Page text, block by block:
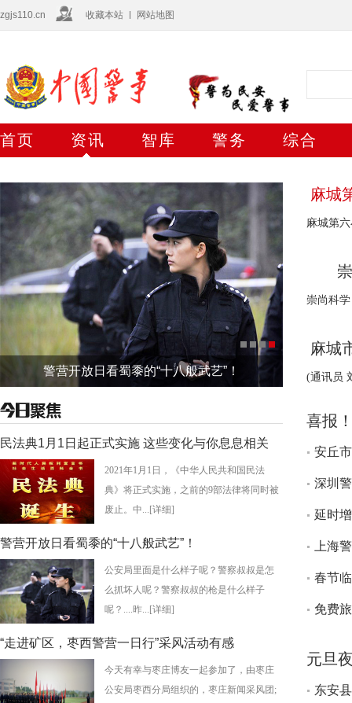
zgjs110.cn 收藏本站 网站地图
首页 资讯 智库 警务 综合
警营开放日看蜀黍的“十八般武艺”！
民法典1月1日起正式实施 这些变化与你息息相关
2021年1月1日，《中华人民共和国民法
典》将正式实施，之前的9部法律将同时被
废止。中... [详细]
警营开放日看蜀黍的“十八般武艺”！
公安局里面是什么样子呢？警察叔叔是怎
么抓坏人呢？警察叔叔的枪是什么样子
呢？....昨... [详细]
“走进矿区，枣西警营一日行”采风活动有感
今天有幸与枣庄博友一起参加了，由枣庄
公安局枣西分局组织的，枣庄新闻采风团;
麻城
麻城第
崇尚科
麻城
(通讯员
喜报
红旗
安丘
等功
深圳
延时
上海
春节
免费
元旦
警跳
东安